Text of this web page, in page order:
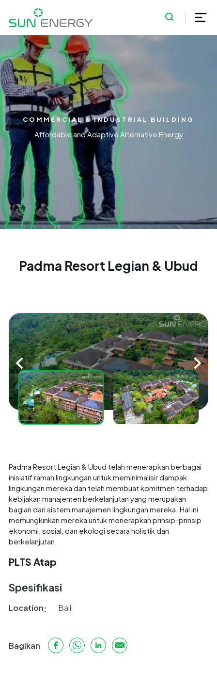
COMMERCIAL & INDUSTRIAL BUILDING
Affordable and Adaptive Alternative Energy
Padma Resort Legian & Ubud
Padma Resort Legian & Ubud telah menerapkan berbagai
inisiatif ramah lingkungan untuk meminimalisir dampak
lingkungan mereka dan telah membuat komitmen terhadap
kebijakan manajemen berkelanjutan yang merupakan
bagian dari sistem manajemen lingkungan mereka. Hal ini
memungkinkan mereka untuk menerapkan prinsip-prinsip
ekonomi, sosial, dan ekologi secara holistik dan
berkelanjutan.
PLTS Atap
Spesifikasi
Location Bali
Bagikan